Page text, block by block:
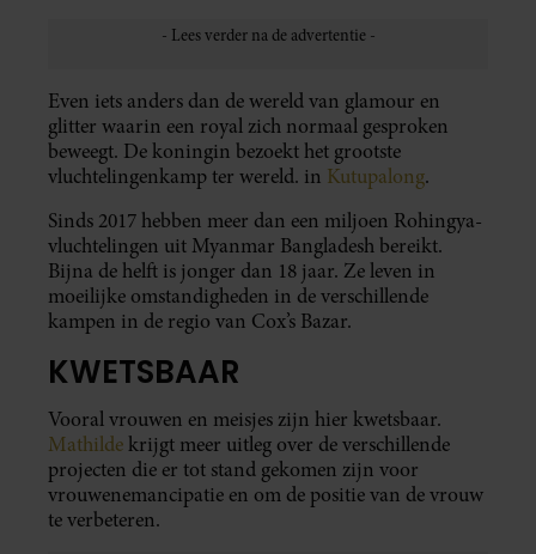
Even iets anders dan de wereld van glamour en
glitter waarin een royal zich normaal gesproken
beweegt. De koningin bezoekt het grootste
vluchtelingenkamp ter wereld. in Kutupalong.
Sinds 2017 hebben meer dan een miljoen Rohingya-
vluchtelingen uit Myanmar Bangladesh bereikt.
Bijna de helft is jonger dan 18 jaar. Ze leven in
moeilijke omstandigheden in de verschillende
kampen in de regio van Cox’s Bazar.
KWETSBAAR
Vooral vrouwen en meisjes zijn hier kwetsbaar.
Mathildekrijgt meer uitleg over de verschillende
projecten die er tot stand gekomen zijn voor
vrouwenemancipatie en om de positie van de vrouw
te verbeteren.